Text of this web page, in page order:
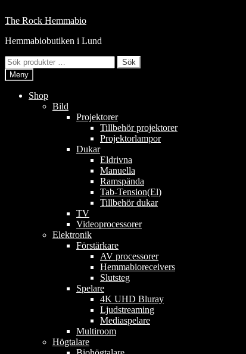
till
Hoppa
navigering
Hoppa
innehåll
The Rock Hemmabio
Hemmabiobutiken i Lund
Sök
efter:
Sök
Meny
Shop
Bild
Projektorer
Tillbehör projektorer
Projektorlampor
Dukar
Eldrivna
Manuella
Ramspända
Tab-Tension(El)
Tillbehör dukar
TV
Videoprocessorer
Elektronik
Förstärkare
AV processorer
Hemmabioreceivers
Slutsteg
Spelare
4K UHD Bluray
Ljudstreaming
Mediaspelare
Multiroom
Högtalare